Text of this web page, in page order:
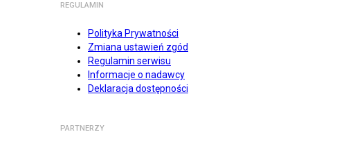
REGULAMIN
Polityka Prywatności
Zmiana ustawień zgód
Regulamin serwisu
Informacje o nadawcy
Deklaracja dostępności
PARTNERZY